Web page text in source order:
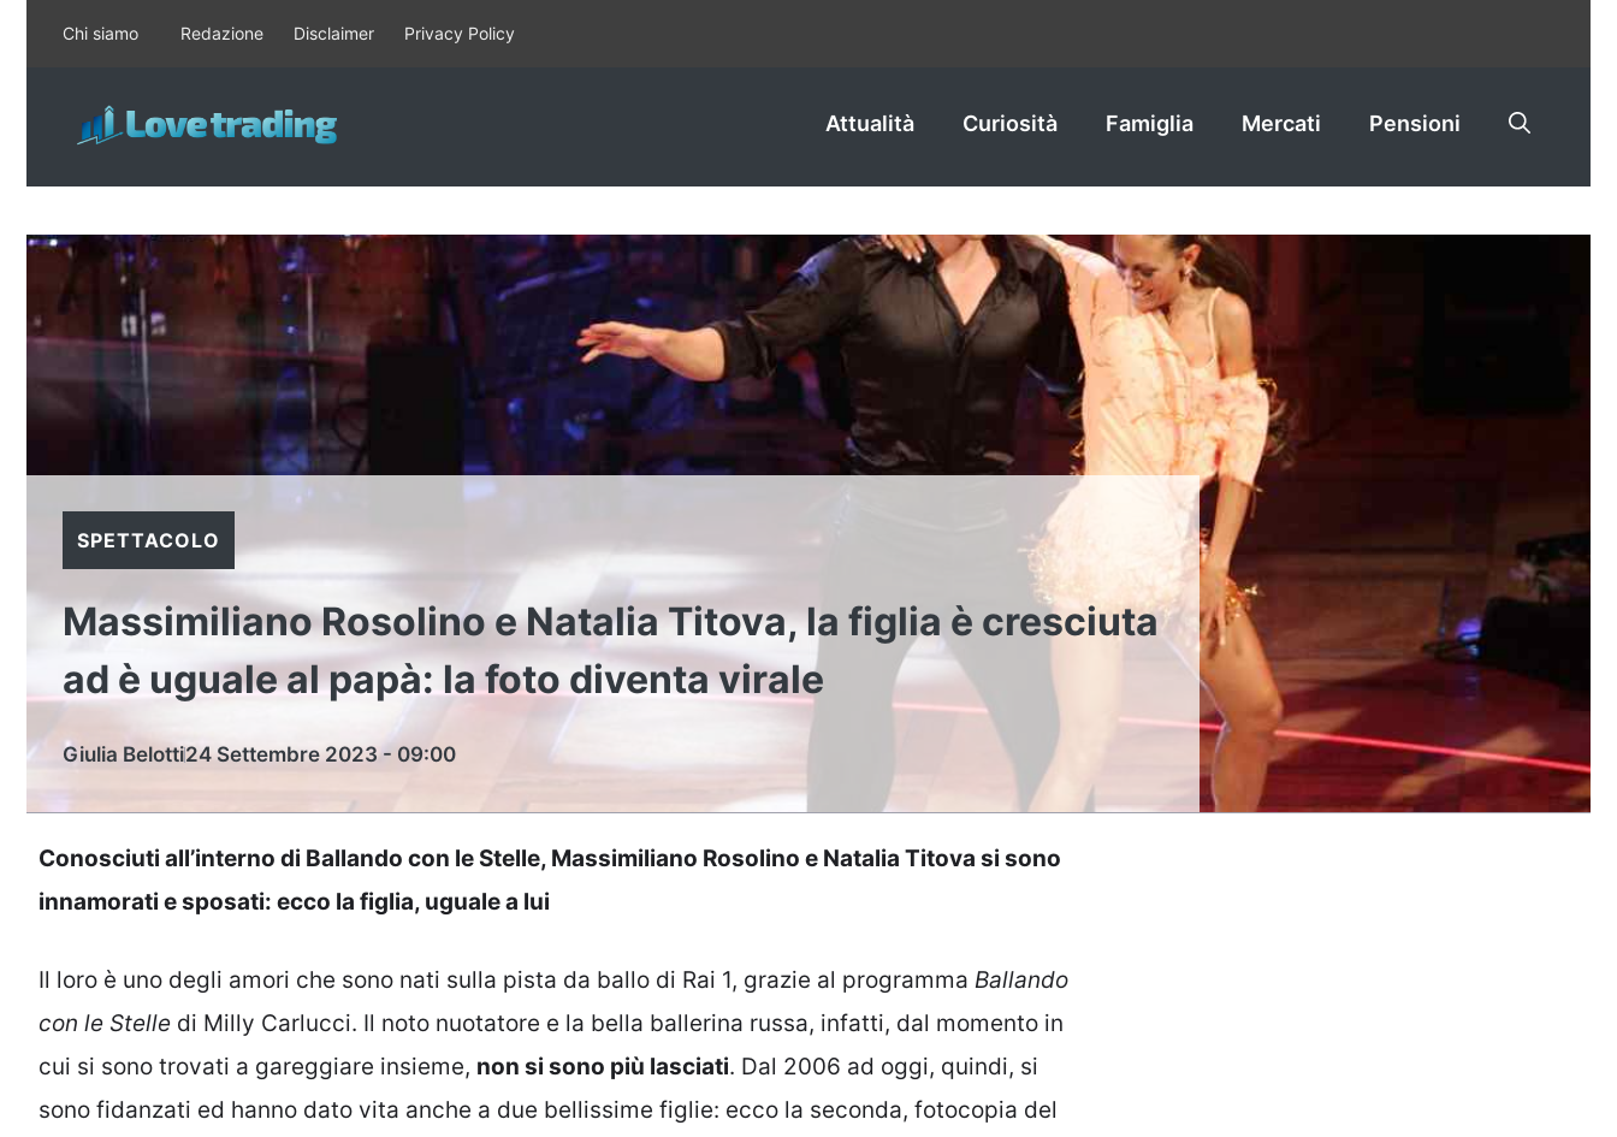
contenuto
Chi siamo Redazione Disclaimer Privacy Policy
Attualità Curiosità Famiglia Mercati Pensioni
SPETTACOLO
Massimiliano Rosolino e Natalia Titova, la figlia è cresciuta
ad è uguale al papà: la foto diventa virale
Giulia Belotti24 Settembre 2023 - 09:00
Conosciuti all’interno di Ballando con le Stelle, Massimiliano Rosolino e Natalia Titova si sono
innamorati e sposati: ecco la figlia, uguale a lui
Il loro è uno degli amori che sono nati sulla pista da ballo di Rai 1, grazie al programma Ballando
con le Stelle di Milly Carlucci. Il noto nuotatore e la bella ballerina russa, infatti, dal momento in
cui si sono trovati a gareggiare insieme, non si sono più lasciati. Dal 2006 ad oggi, quindi, si
sono fidanzati ed hanno dato vita anche a due bellissime figlie: ecco la seconda, fotocopia del